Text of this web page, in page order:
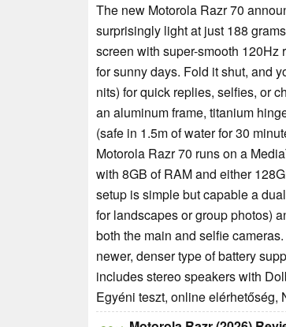
The new Motorola Razr 70
surprisingly light at just 188
screen with super-smooth
for sunny days. Fold it shut, and
nits) for quick replies, selfies, or
an aluminum frame, titanium
(safe in 1.5m of water for 30
Motorola Razr 70 runs on a
with 8GB of RAM and either
setup is simple but capable a
for landscapes or group photos)
both the main and selfie
newer, denser type of battery
includes stereo speakers with
Egyéni teszt, online elérhetőség,